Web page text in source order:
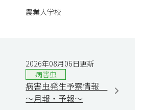
農業大学校
2026年08月06日更新
病害虫
病害虫発生予察情報
～月報・予報～